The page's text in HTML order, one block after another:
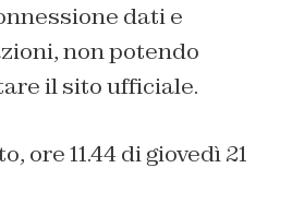
dati e
non potendo
il sito ufficiale.
ore 11.44 di giovedì 21